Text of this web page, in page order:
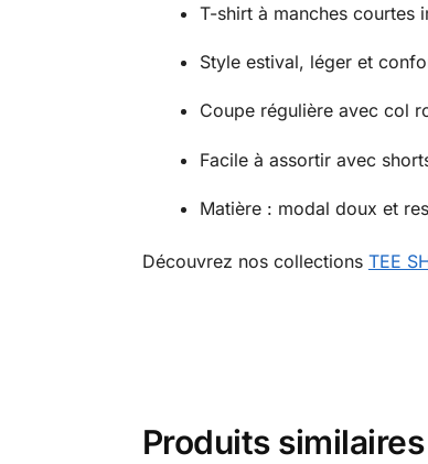
T-shirt à manches courtes
Style estival, léger et
Coupe régulière avec col
Facile à assortir avec
Matière : modal doux et
Découvrez nos collections TEE
Produits similaires